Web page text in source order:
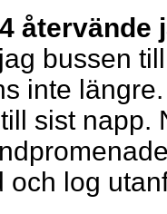
bussen
inte
sist napp.
och log